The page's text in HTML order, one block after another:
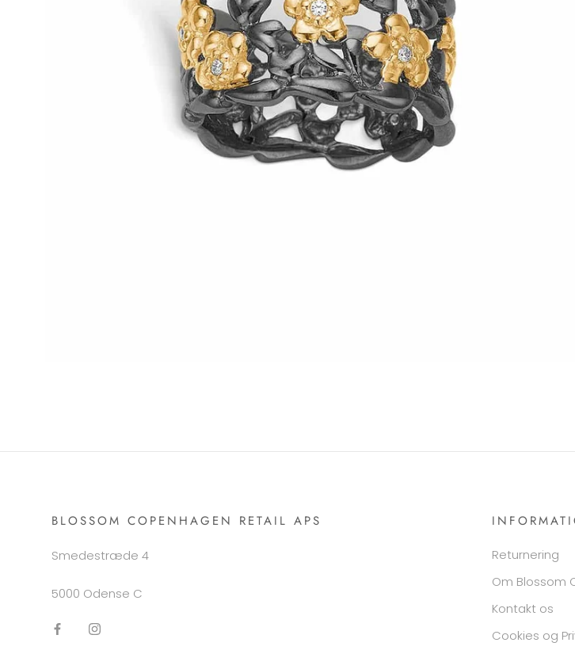
BLOSSOM COPENHAGEN RETAIL APS
Smedestræde 4
5000 Odense C
Returnering
Om Blossom
Kontakt os
Cookies og